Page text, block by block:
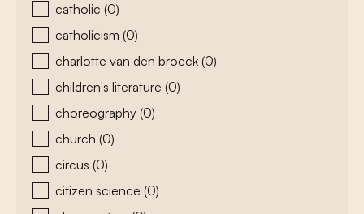
catholic (0)
catholicism (0)
charlotte van den broeck (0)
children's literature (0)
choreography (0)
church (0)
circus (0)
citizen science (0)